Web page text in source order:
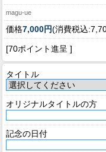
magu-ue
価格7,000円(消費税込
[70ポイント進呈 ]
タイトル
オリジナルタイトルの方
記念の日付